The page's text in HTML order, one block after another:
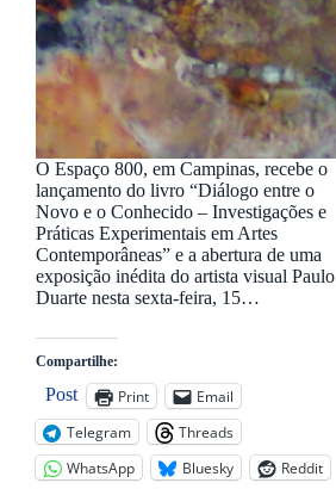
O Espaço 800, em Campinas, recebe o
lançamento do livro “Diálogo entre o
Novo e o Conhecido – Investigações e
Práticas Experimentais em Artes
Contemporâneas” e a abertura de uma
exposição inédita do artista visual Paulo
Duarte nesta sexta-feira, 15…
Compartilhe:
Post Print
Email
Telegram
Threads
WhatsApp
Bluesky Reddit